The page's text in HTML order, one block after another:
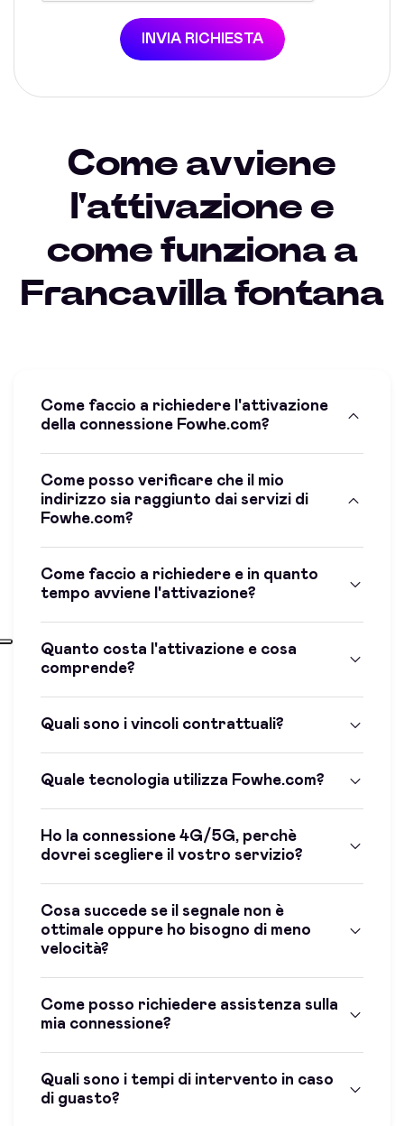
INVIA RICHIESTA
Come avviene
l'attivazione e
come funziona a
Francavilla fontana
Come faccio a richiedere l'attivazione
della connessione Fowhe.com?
Come posso verificare che il mio
indirizzo sia raggiunto dai servizi di
Fowhe.com?
Come faccio a richiedere e in quanto
tempo avviene l'attivazione?
Quanto costa l'attivazione e cosa
comprende?
Quali sono i vincoli contrattuali?
Quale tecnologia utilizza Fowhe.com?
Ho la connessione 4G/5G, perchè
dovrei scegliere il vostro servizio?
Cosa succede se il segnale non è
ottimale oppure ho bisogno di meno
velocità?
Come posso richiedere assistenza sulla
mia connessione?
Quali sono i tempi di intervento in caso
di guasto?